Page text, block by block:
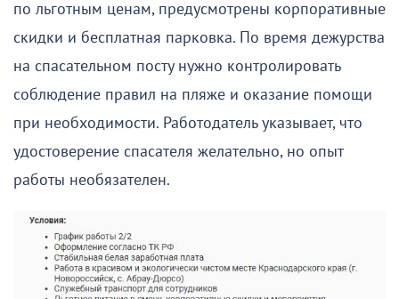
по льготным ценам, предусмотрены корпоративные
скидки и бесплатная парковка. По время дежурства
на спасательном посту нужно контролировать
соблюдение правил на пляже и оказание помощи
при необходимости. Работодатель указывает, что
удостоверение спасателя желательно, но опыт
работы необязателен.